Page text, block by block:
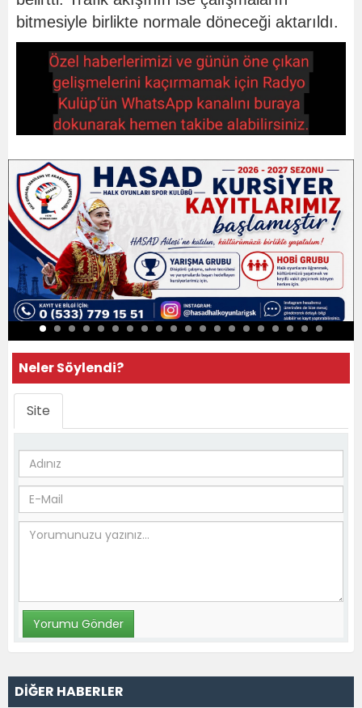
bitmesiyle birlikte normale döneceği aktarıldı.
Neler Söylendi?
Site
DİĞER HABERLER